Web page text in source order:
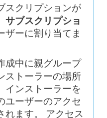
スクリプションが
サブスクリプショ
ザーに割り当てま
成中に親グループ
ストーラーの場所
インストーラーを
ユーザーのアクセ
れます。 アクセス